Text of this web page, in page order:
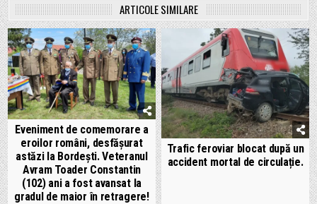
ARTICOLE SIMILARE
Eveniment de comemorare a
eroilor români, desfășurat
astăzi la Bordești. Veteranul
Avram Toader Constantin
(102) ani a fost avansat la
gradul de maior în retragere!
Trafic feroviar blocat după un
accident mortal de circulație.